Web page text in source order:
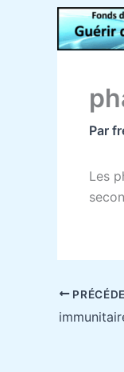
Par
Les